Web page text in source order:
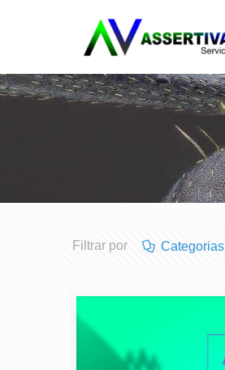
Filtrar por Categorias